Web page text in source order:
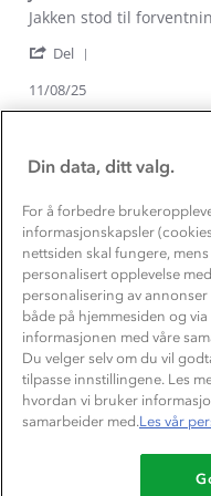
Review
Linda
on
11
review
Jakken
til
forventningen
Jakken stod til
Del
by
on
Aug
2025
11/08/25
Våre butikker
Bedrift, barnehage og
OM OSS
Inkludering
Materialer
Personvern
TIPS OG RÅD
Hvordan velge riktig
EL-retur
Store størrelser
Turmat oppskrifter
Beredskap
AKTIVITETER
Få turinspirasjon og
Storms turtips🐿️
Leirskole 🥾
Barnehageansatt
Tips til hyttetur
Din data, ditt valg.
For å forbedre
informasjonskapsler
nettsiden skal fungere,
personalisert opplevelse
personalisering av
både på hjemmesiden og
informasjonen med våre
Du velger selv om du vil
tilpasse innstillingene. Les
hvordan vi bruker
samarbeider med.Les vår